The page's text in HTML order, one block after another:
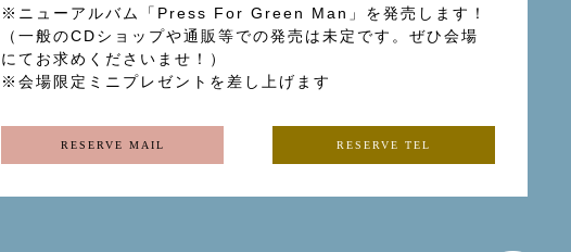
※ニューアルバム「Press For Green Man」を発売します！
（一般のCDショップや通販等での発売は未定です。ぜひ会場
にてお求めくださいませ！）
※会場限定ミニプレゼントを差し上げます
RESERVE MAIL RESERVE TEL